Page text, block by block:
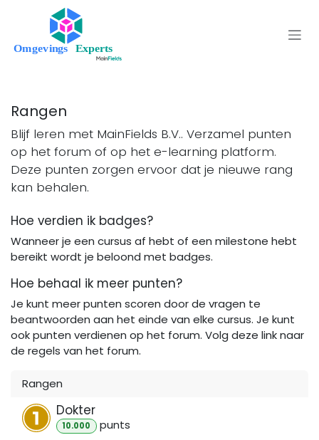
Overslaan naar inhoud
Rangen
Blijf leren met MainFields B.V.. Verzamel punten
op het forum of op het e-learning platform.
Deze punten zorgen ervoor dat je nieuwe rang
kan behalen.
Hoe verdien ik badges?
Wanneer je een cursus af hebt of een milestone hebt
bereikt wordt je beloond met badges.
Hoe behaal ik meer punten?
Je kunt meer punten scoren door de vragen te
beantwoorden aan het einde van elke cursus. Je kunt
ook punten verdienen op het forum. Volg deze link naar
de regels van het forum.
Rangen
Dokter
10.000 punts